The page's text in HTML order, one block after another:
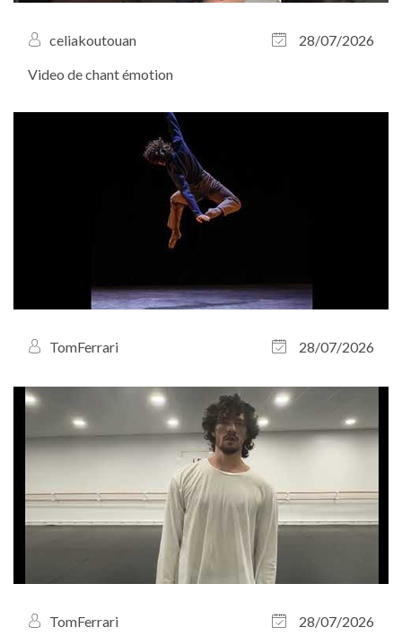
celiakoutouan
28/07/2026
Video de chant émotion
TomFerrari 28/07/2026
TomFerrari
28/07/2026